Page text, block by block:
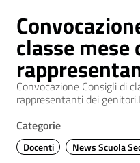
classe mese
Convocazione Consigli di
rappresentanti dei
Categorie
Docenti News Scuola